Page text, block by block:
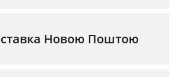
Новою Поштою